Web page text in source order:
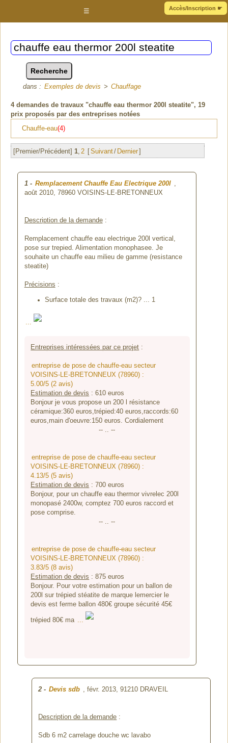
Accès/Inscription ☛
☰
dans : Exemples de devis > Chauffage
4 demandes de travaux "chauffe eau thermor 200l steatite", 19
prix proposés par des entreprises notées
Chauffe-eau(4)
[Premier/Précédent] 1, 2 Suivant/ Dernier
1- Remplacement Chauffe Eau Electrique 200l ,
août 2010, 78960 VOISINS-LE-BRETONNEUX
Description de la demande:
Remplacement chauffe eau electrique 200l vertical,
pose sur trepied. Alimentation monophasee. Je
souhaite un chauffe eau milieu de gamme (resistance
steatite)
Précisions :
Surface totale des travaux (m2)? ... 1
...
Entreprises intéressées par ce projet :
entreprise de pose de chauffe-eau secteur
VOISINS-LE-BRETONNEUX (78960) :
5.00/5 (2 avis)
Estimation de devis :610 euros
Bonjour je vous propose un 200 l résistance
céramique:360 euros,trépied:40 euros,raccords:60
euros,main d'oeuvre:150 euros. Cordialement
-- .. --
entreprise de pose de chauffe-eau secteur
VOISINS-LE-BRETONNEUX (78960) :
4.13/5 (5 avis)
Estimation de devis :700 euros
Bonjour, pour un chauffe eau thermor vivrelec 200l
monopasé 2400w, comptez 700 euros raccord et
pose comprise.
-- .. --
entreprise de pose de chauffe-eau secteur
VOISINS-LE-BRETONNEUX (78960) :
3.83/5 (8 avis)
Estimation de devis :875 euros
Bonjour. Pour votre estimation pour un ballon de
200l sur trépied stéatite de marque lemercier le
devis est ferme ballon 480€ groupe sécurité 45€
trépied 80€ ma ...
2 - Devis sdb , févr. 2013,91210 DRAVEIL
Description de la demande :
Sdb 6 m2 carrelage douche wc lavabo